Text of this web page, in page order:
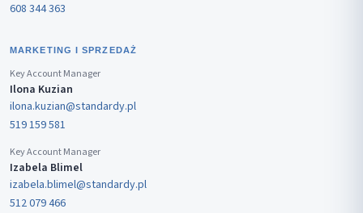
608 344 363
MARKETING I SPRZEDAŻ
Key Account Manager
Ilona Kuzian
ilona.kuzian@standardy.pl
519 159 581
Key Account Manager
Izabela Blimel
izabela.blimel@standardy.pl
512 079 466